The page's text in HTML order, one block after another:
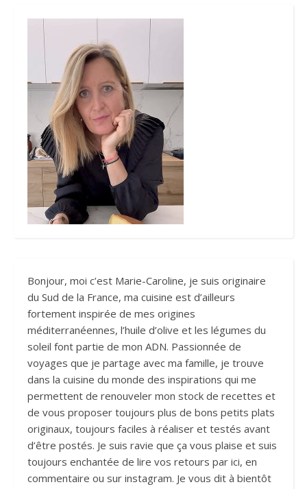
Bonjour, moi c’est Marie-Caroline, je suis originaire
du Sud de la France, ma cuisine est d’ailleurs
fortement inspirée de mes origines
méditerranéennes, l’huile d’olive et les légumes du
soleil font partie de mon ADN. Passionnée de
voyages que je partage avec ma famille, je trouve
dans la cuisine du monde des inspirations qui me
permettent de renouveler mon stock de recettes et
de vous proposer toujours plus de bons petits plats
originaux, toujours faciles à réaliser et testés avant
d’être postés. Je suis ravie que ça vous plaise et suis
toujours enchantée de lire vos retours par ici, en
commentaire ou sur instagram. Je vous dit à bientôt